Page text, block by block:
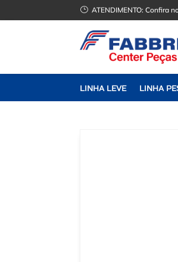
} ATENDIMENTO:Confira
LINHA LEVE LINHA